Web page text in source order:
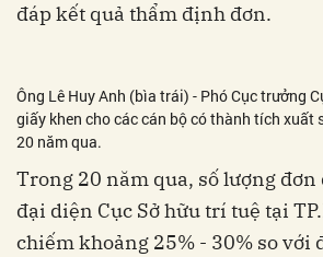
đáp kết quả thẩm định đơn.
Ông Lê Huy Anh (bìa trái) - Phó Cục trưởng
giấy khen cho các cán bộ có thành tích xuất
20 năm qua.
Trong 20 năm qua, số lượng đơn
đại diện Cục Sở hữu trí tuệ tại
chiếm khoảng 25% - 30% so với